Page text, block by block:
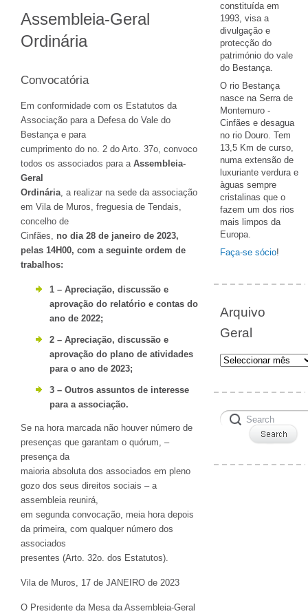
Assembleia-Geral
Ordinária
Convocatória
Em conformidade com os Estatutos da
Associação para a Defesa do Vale do
Bestança e para
cumprimento do no. 2 do Arto. 37o, convoco
todos os associados para a Assembleia-
Geral
Ordinária, a realizar na sede da associação
em Vila de Muros, freguesia de Tendais,
concelho de
Cinfães, no dia 28 de janeiro de 2023,
pelas 14H00, com a seguinte ordem de
trabalhos:
1 – Apreciação, discussão e
aprovação do relatório e contas do
ano de 2022;
2 – Apreciação, discussão e
aprovação do plano de atividades
para o ano de 2023;
3 – Outros assuntos de interesse
para a associação.
Se na hora marcada não houver número de
presenças que garantam o quórum, –
presença da
maioria absoluta dos associados em pleno
gozo dos seus direitos sociais – a
assembleia reunirá,
em segunda convocação, meia hora depois
da primeira, com qualquer número dos
associados
presentes (Arto. 32o. dos Estatutos).
Vila de Muros, 17 de JANEIRO de 2023
O Presidente da Mesa da Assembleia-Geral
constituída em
1993, visa a
divulgação e
protecção do
património do vale
do Bestança.
O rio Bestança
nasce na Serra de
Montemuro -
Cinfães e desagua
no rio Douro. Tem
13,5 Km de curso,
numa extensão de
luxuriante verdura e
àguas sempre
cristalinas que o
fazem um dos rios
mais limpos da
Europa.
Faça-se sócio!
Arquivo
Geral
Arquivo